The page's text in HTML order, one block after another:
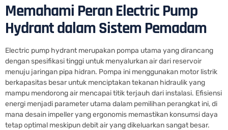
Memahami Peran Electric Pump
Hydrant dalam Sistem Pemadam
Electric pump hydrant merupakan pompa utama yang dirancang
dengan spesifikasi tinggi untuk menyalurkan air dari reservoir
menuju jaringan pipa hidran. Pompa ini menggunakan motor listrik
berkapasitas besar untuk menciptakan tekanan hidraulik yang
mampu mendorong air mencapai titik terjauh dari instalasi. Efisiensi
energi menjadi parameter utama dalam pemilihan perangkat ini, di
mana desain impeller yang ergonomis memastikan konsumsi daya
tetap optimal meskipun debit air yang dikeluarkan sangat besar.